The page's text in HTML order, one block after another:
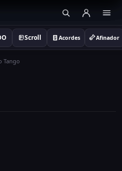
Scroll Acordes Afinador
Tango